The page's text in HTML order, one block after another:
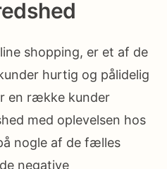
shopping, er et af de
hurtig og pålidelig
en række kunder
med oplevelsen hos
nogle af de fælles
negative